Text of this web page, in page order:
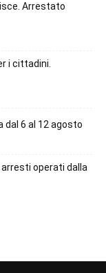
Arrestato
i cittadini.
dal 6 al 12 agosto
operati dalla